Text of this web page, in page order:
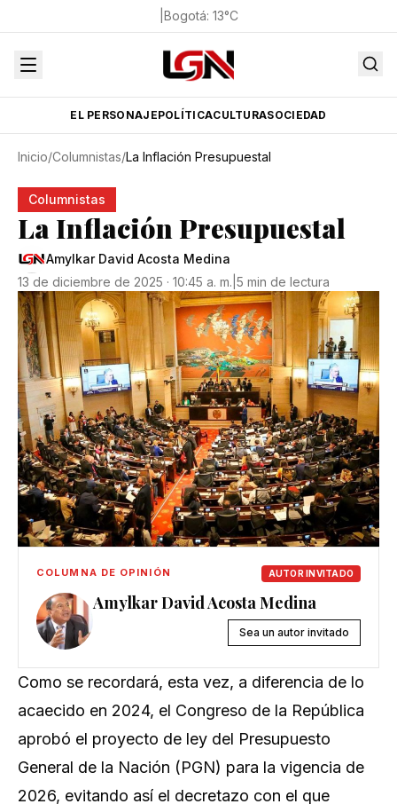
Bogotá: 13°C
EL PERSONAJEPOLÍTICACULTURASOCIEDAD
Inicio/Columnistas/La Inflación Presupuestal
Columnistas
La Inflación Presupuestal
Amylkar David Acosta Medina
13 de diciembre de 2025 · 10:45 a. m. 5 min de lectura
COLUMNA DE OPINIÓN AUTOR INVITADO
Amylkar David Acosta Medina
Sea un autor invitado
Como se recordará, esta vez, a diferencia de lo
acaecido en 2024, el Congreso de la República
aprobó el proyecto de ley del Presupuesto
General de la Nación (PGN) para la vigencia de
2026, evitando así el decretazo con el que